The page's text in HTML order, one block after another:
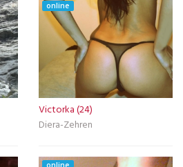
online
Victorka (24)
Diera-Zehren
online